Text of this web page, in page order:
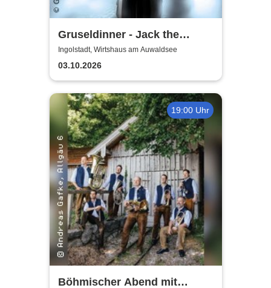
Gruseldinner - Jack the
Ripper
Ingolstadt, Wirtshaus am Auwaldsee
03.10.2026
19:00 Uhr
Böhmischer Abend mit